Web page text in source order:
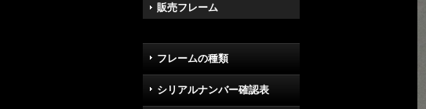
販売フレーム
フレームの種類
シリアルナンバー確認表